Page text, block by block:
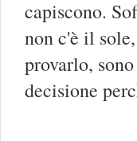
capiscono.
non c'è il
provarlo,
decisione